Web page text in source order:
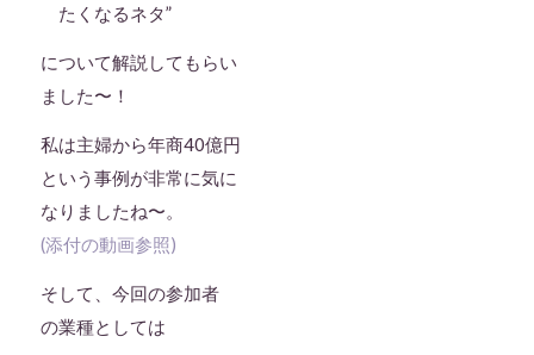
たくなるネタ”
について解説してもらい
ました〜！
私は主婦から年商40億円
という事例が非常に気に
なりましたね〜。
(添付の動画参照)
そして、今回の参加者
の業種としては